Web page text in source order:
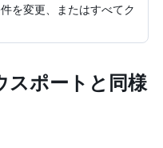
を変更、またはすべてク
スポートと同様